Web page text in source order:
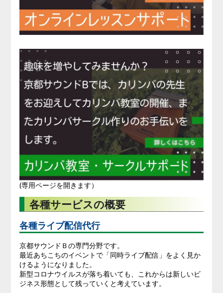
(専用ページを開きます）
各種サービスの概要
各種ライブ配信代行
京都サウンドＢの専門分野です。
最近あちこちのイベントで「同時ライブ配信」をよく見か
けるようになりました。
新型コロナウイルスが落ち着いても、これからは新しいビ
ジネス形態として残っていくと考えています。